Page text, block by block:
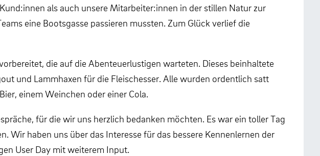
als auch unsere Mitarbeiter:innen in der stillen Natur zur
eine Bootsgasse passieren mussten. Zum Glück verlief die
die auf die Abenteuerlustigen warteten. Dieses beinhaltete
und Lammhaxen für die Fleischesser. Alle wurden ordentlich satt
einem Weinchen oder einer Cola.
für die wir uns herzlich bedanken möchten. Es war ein toller Tag
haben uns über das Interesse für das bessere Kennenlernen der
User Day mit weiterem Input.